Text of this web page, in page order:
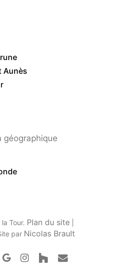
Aunès
géographique
Tour. Plan du site
par Nicolas Brault
google-instagramhouzzemail